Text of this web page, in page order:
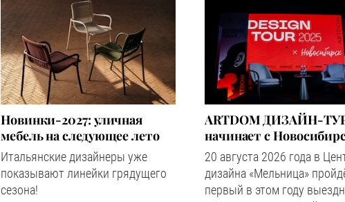
Новинки-2027: уличная
мебель на следующее лето
Итальянские дизайнеры уже
показывают линейки грядущего
сезона!
ARTDOM ДИЗАЙН-
начинает с
20 августа 2026 года в
дизайна «Мельница»
первый в этом году